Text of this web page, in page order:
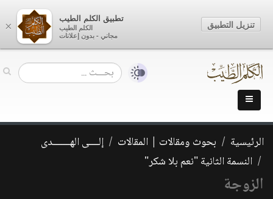
الرئيسية بحوث ومقالات | المقالات
إلــــى الهـــــــدى
النسمة الثانية "نعم بلا شكر"
الزوجة
×
تطبيق الكلم الطيب
الكلم الطيب
مجاني - بدون إعلانات
تنزيل التطبيق